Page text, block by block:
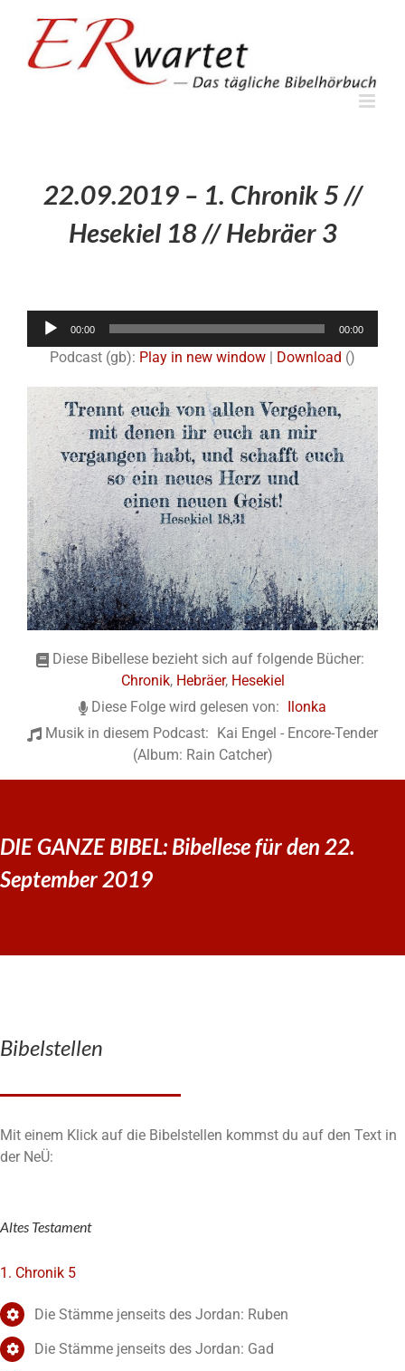
springen
22.09.2019 – 1. Chronik 5 //
Hesekiel 18 // Hebräer 3
Audio-
00:00 00:00
Podcast (gb): Play in new window Download ()
Diese Bibellese bezieht sich auf folgende Bücher:
Chronik, Hebräer, Hesekiel
Diese Folge wird gelesen von:
Ilonka
Musik in diesem Podcast: Kai Engel - Encore-Tender
(Album: Rain Catcher)
DIE GANZE BIBEL: Bibellese für den 22.
September 2019
Bibelstellen
Mit einem Klick auf die Bibelstellen kommst du auf den Text in
der NeÜ:
Altes Testament
1. Chronik 5
Die Stämme jenseits des Jordan: Ruben
Die Stämme jenseits des Jordan: Gad